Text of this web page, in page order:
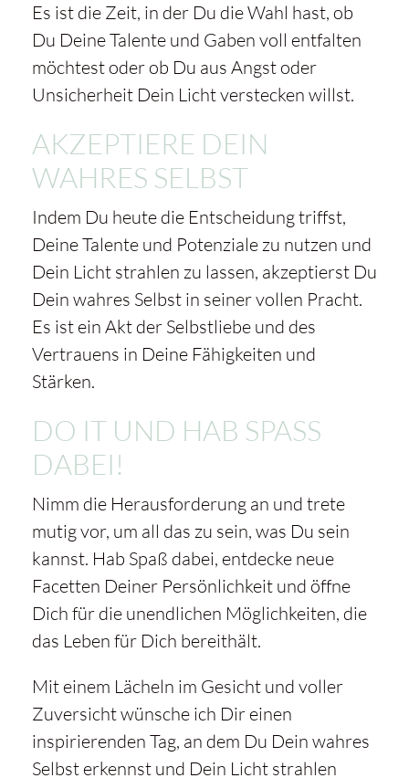
Es ist die Zeit, in der Du die Wahl hast, ob
Du Deine Talente und Gaben voll entfalten
möchtest oder ob Du aus Angst oder
Unsicherheit Dein Licht verstecken willst.
AKZEPTIERE DEIN
WAHRES SELBST
Indem Du heute die Entscheidung triffst,
Deine Talente und Potenziale zu nutzen und
Dein Licht strahlen zu lassen, akzeptierst Du
Dein wahres Selbst in seiner vollen Pracht.
Es ist ein Akt der Selbstliebe und des
Vertrauens in Deine Fähigkeiten und
Stärken.
DO IT UND HAB SPASS D
ABEI!
Nimm die Herausforderung an und trete
mutig vor, um all das zu sein, was Du sein
kannst. Hab Spaß dabei, entdecke neue
Facetten Deiner Persönlichkeit und öffne
Dich für die unendlichen Möglichkeiten, die
das Leben für Dich bereithält.
Mit einem Lächeln im Gesicht und voller
Zuversicht wünsche ich Dir einen
inspirierenden Tag, an dem Du Dein wahres
Selbst erkennst und Dein Licht strahlen